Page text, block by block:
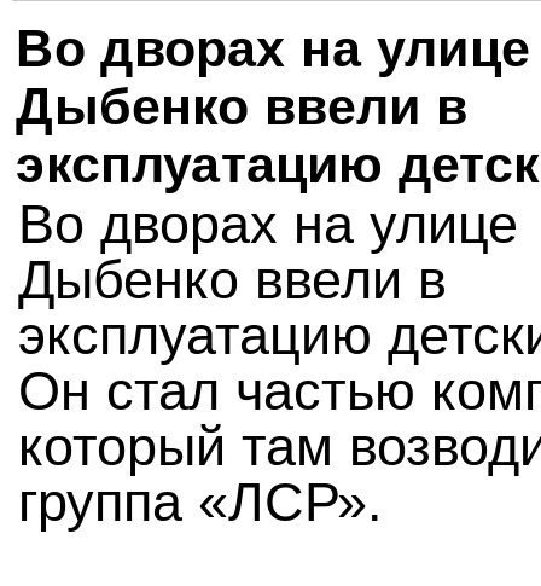
Во дворах на улице
Дыбенко ввели в
эксплуатацию
Во дворах на улице
Дыбенко ввели в
эксплуатацию
Он стал частью
который там
группа «ЛСР».